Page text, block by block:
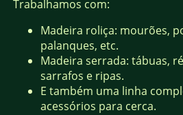
Trabalhamos com:
Madeira roliça: mourões,
palanques, etc.
Madeira serrada: tábuas,
sarrafos e ripas.
E também uma linha
acessórios para cerca.